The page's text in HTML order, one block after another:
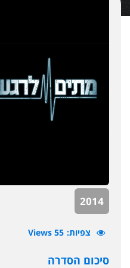
2014
צפיות 55 Views
סיכום הסדרה